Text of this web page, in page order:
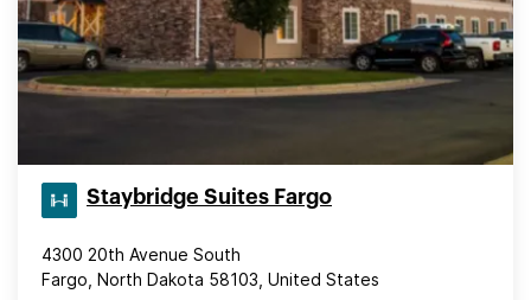
Staybridge Suites Fargo
4300 20th Avenue South
Fargo, North Dakota 58103, United States